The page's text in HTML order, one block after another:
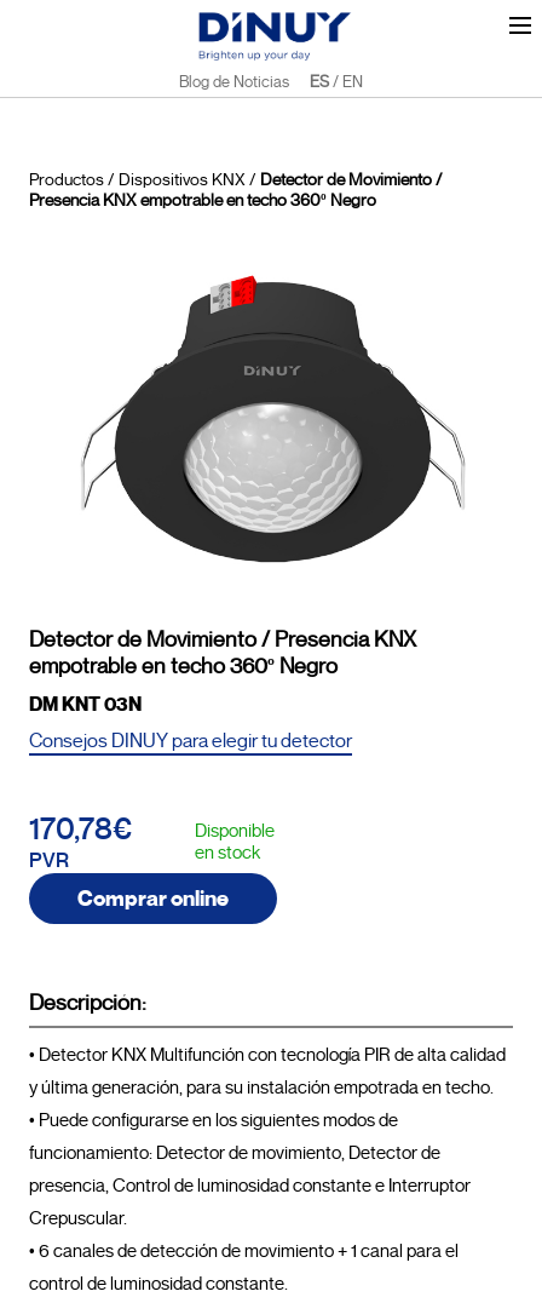
Blog de Noticias ES/ EN
Productos/ Dispositivos KNX/ Detector de Movimiento /
Presencia KNX empotrable en techo 360º Negro
Detector de Movimiento / Presencia KNX
empotrable en techo 360º Negro
DM KNT 03N
Consejos DINUY para elegir tu detector
170,78€
PVR
Disponible
en stock
Comprar online
Descripción:
• Detector KNX Multifunción con tecnología PIR de alta calidad
y última generación, para su instalación empotrada en techo.
• Puede configurarse en los siguientes modos de
funcionamiento: Detector de movimiento, Detector de
presencia, Control de luminosidad constante e Interruptor
Crepuscular.
• 6 canales de detección de movimiento + 1 canal para el
control de luminosidad constante.